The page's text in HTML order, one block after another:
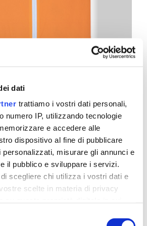
dati
trattiamo i vostri dati personali,
numero IP, utilizzando tecnologie
e accedere alle
dispositivo al fine di pubblicare
personalizzati, misurare gli annunci e
il pubblico e sviluppare i servizi.
scegliere chi utilizza i vostri dati e
scelte in materia di privacy
Il gilet Air Vest, semplice ma al tempo stesso
aggressivo. Qui la parte frontale…